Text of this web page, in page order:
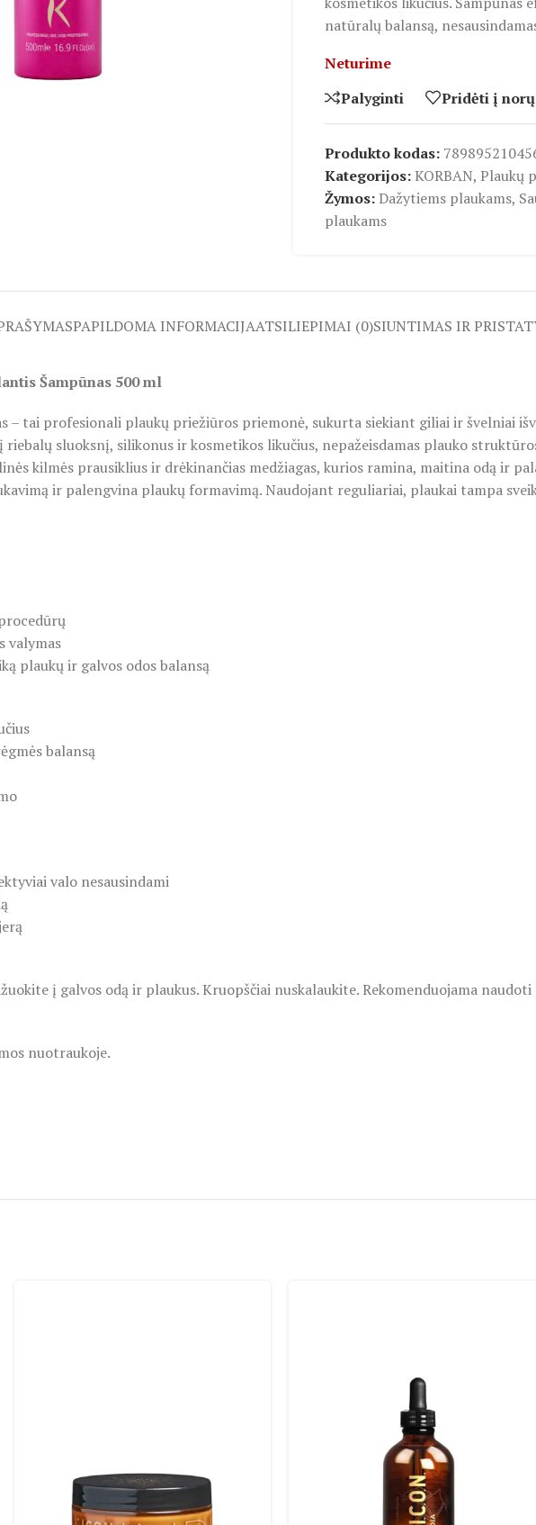
padidintumėte
natūralų balansą,
Neturime
Palyginti
Pridėti į norų
Produkto kodas:
Kategorijos: KORBAN, Plaukų
Žymos:Dažytiems plaukams,
plaukams
PAPILDOMA INFORMACIJAATSILIEPIMAI (0)SIUNTIMAS IR
Šampūnas 500 ml
– tai profesionali plaukų priežiūros priemonė, sukurta siekiant giliai ir švelniai
sluoksnį, silikonus ir kosmetikos likučius, nepažeisdamas plauko
kilmės prausiklius ir drėkinančias medžiagas, kurios ramina, maitina odą ir
ir palengvina plaukų formavimą. Naudojant reguliariai, plaukai tampa
valymas
plaukų ir galvos odos balansą
balansą
valo nesausindami
į galvos odą ir plaukus. Kruopščiai nuskalaukite. Rekomenduojama
nuotraukoje.